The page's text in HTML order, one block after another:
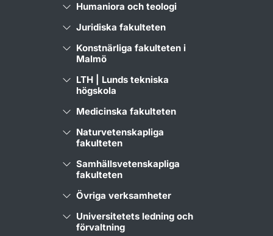
Humaniora och teologi
Juridiska fakulteten
Konstnärliga fakulteten i
Malmö
LTH | Lunds tekniska
högskola
Medicinska fakulteten
Naturvetenskapliga
fakulteten
Samhällsvetenskapliga
fakulteten
Övriga verksamheter
Universitetets ledning och
förvaltning